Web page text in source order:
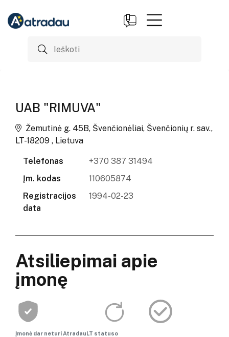
UAB "RIMUVA"
Žemutinė g. 45B, Švenčionėliai, Švenčionių r. sav.,
LT-18209 , Lietuva
Telefonas
+370 387 31494
Įm. kodas
110605874
Registracijos
data
1994-02-23
Atsiliepimai apie
įmonę
Įmonė dar neturi AtradauLT statuso